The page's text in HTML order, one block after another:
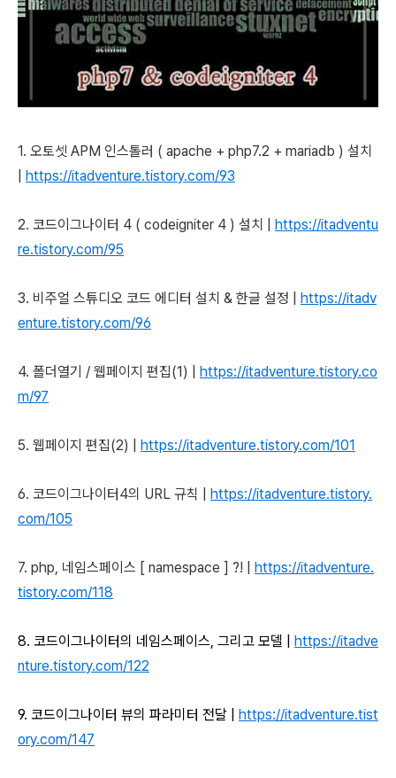
1. 오토셋 APM 인스톨러 ( apache + php7.2 + mariadb ) 설치
https://itadventure.tistory.com/93
2. 코드이그나이터 4 ( codeigniter 4 ) 설치 | https://itadventu
re.tistory.com/95
3. 비주얼 스튜디오 코드 에디터 설치 & 한글 설정 | https://itadv
enture.tistory.com/96
4. 폴더열기 / 웹페이지 편집(1) | https://itadventure.tistory.co
m/97
5. 웹페이지 편집(2) | https://itadventure.tistory.com/101
6. 코드이그나이터4의 URL 규칙 | https://itadventure.tistory.
com/105
7. php, 네임스페이스 [ namespace ] ?! | https://itadventure.
tistory.com/118
8. 코드이그나이터의 네임스페이스, 그리고 모델 |
https://itadve
nture.tistory.com/122
9. 코드이그나이터 뷰의 파라미터 전달 |
https://itadventure.tist
ory.com/147